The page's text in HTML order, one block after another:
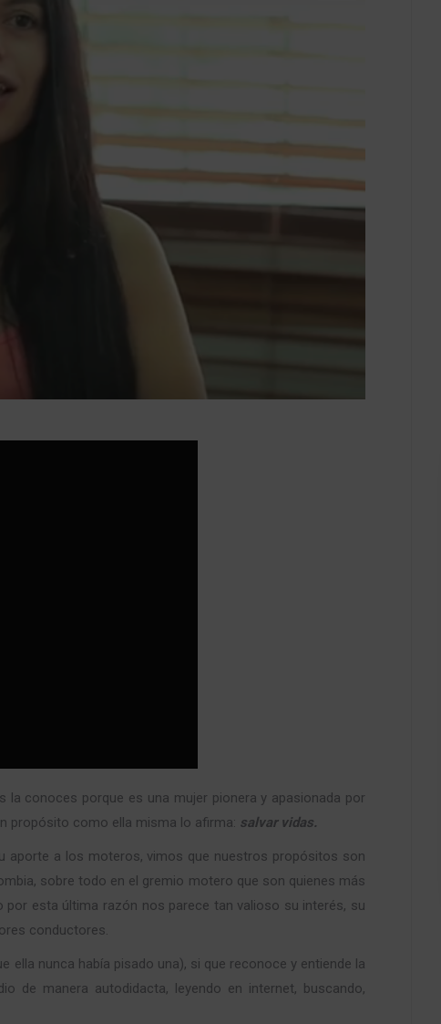
la conoces porque es una mujer pionera y apasionada por
propósito como ella misma lo afirma: salvar vidas.
aporte a los moteros, vimos que nuestros propósitos son
sobre todo en el gremio motero que son quienes más
por esta última razón nos parece tan valioso su interés, su
conductores.
ella nunca había pisado una), si que reconoce y entiende la
de manera autodidacta, leyendo en internet, buscando,